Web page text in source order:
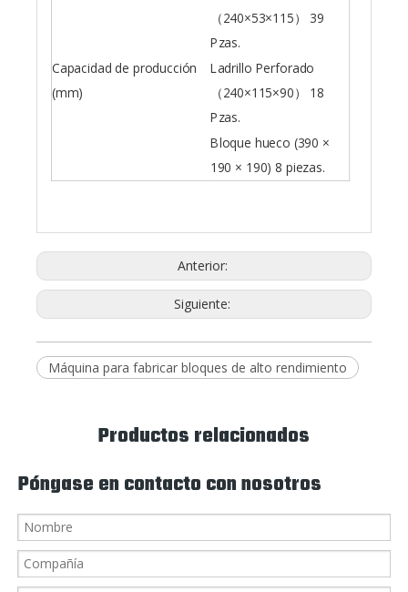
Capacidad de producción
(mm)
（240×53×115） 39
Pzas.
Ladrillo Perforado
（240×115×90） 18
Pzas.
Bloque hueco (390 ×
190 × 190) 8 piezas.
Anterior:
Siguiente:
Máquina para fabricar bloques de alto rendimiento
Productos relacionados
Póngase en contacto con nosotros